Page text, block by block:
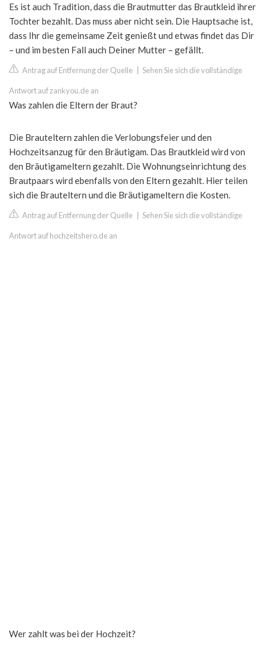
Es ist auch Tradition, dass die Brautmutter das Brautkleid ihrer
Tochter bezahlt. Das muss aber nicht sein. Die Hauptsache ist,
dass Ihr die gemeinsame Zeit genießt und etwas findet das Dir
– und im besten Fall auch Deiner Mutter – gefällt.
Antrag auf Entfernung der Quelle Sehen Sie sich die vollständige
Antwort auf zankyou.de an
Was zahlen die Eltern der Braut?
Die Brauteltern zahlen die Verlobungsfeier und den
Hochzeitsanzug für den Bräutigam. Das Brautkleid wird von
den Bräutigameltern gezahlt. Die Wohnungseinrichtung des
Brautpaars wird ebenfalls von den Eltern gezahlt. Hier teilen
sich die Brauteltern und die Bräutigameltern die Kosten.
Antrag auf Entfernung der Quelle Sehen Sie sich die vollständige
Antwort auf hochzeitshero.de an
Wer zahlt was bei der Hochzeit?